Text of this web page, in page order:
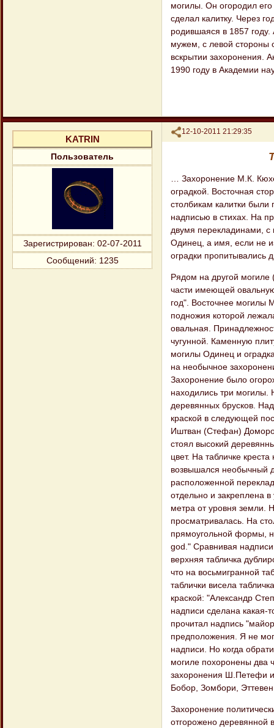
могилы. Он огородил
сделал калитку. Через
родившаяся в 1857
мужем, с левой стороны
вскрытии захоронения.
1990 году в Академии
Поделиться
12-10-2011 21:29:35
KATRIN
Пользователь
Зарегистрирован: 02-07-2011
Сообщений: 1235
… Захоронение М.К.
оградкой. Восточная
столбикам калитки
надписью в стихах. На
двумя перекладинами,
Одинец, а имя, если не
оградки пропитывались
Рядом на другой могиле
части имеющей
год". Восточнее могилы
подножия которой
овальная.
чугунной. Каменную
могилы Одинец и
на необычное
Захоронение было
находились три могилы.
деревянных брусков.
краской в следующей
Иштван (Стефан)
стоял высокий
цвет. На табличке
возвышался необычный
расположенной
отдельно и закреплена
метра от уровня земли.
просматривалась. На
прямоугольной формы,
god." Сравнивая
верхняя табличка
что на восьмигранной
таблички висела
краской: "Александр
надписи сделана какая-
прочитал надпись
предположения. Я не
надписи. Но когда
могиле похоронены два
захоронения Ш.Петефи
Бобор, Зомбори,
Захоронение
отгорожено деревянной